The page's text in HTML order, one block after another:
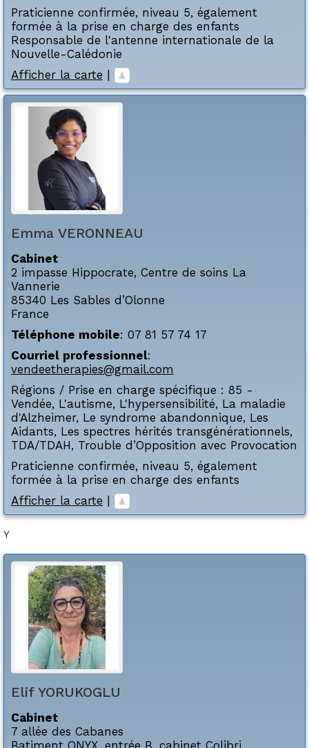
Praticienne confirmée, niveau 5, également
formée à la prise en charge des enfants
Responsable de l'antenne internationale de la
Nouvelle-Calédonie
Afficher la carte
Emma VERONNEAU
Cabinet
2 impasse Hippocrate, Centre de soins La
Vannerie
85340 Les Sables d’Olonne
France
Téléphone mobile: 07 81 57 74 17
Courriel professionnel:
vendeetherapies@gmail.com
Régions / Prise en charge spécifique : 85 -
Vendée, L'autisme, L'hypersensibilité, La maladie
d'Alzheimer, Le syndrome abandonnique, Les
Aidants, Les spectres hérités transgénérationnels,
TDA/TDAH, Trouble d’Opposition avec Provocation
Praticienne confirmée, niveau 5, également
formée à la prise en charge des enfants
Afficher la carte
Y
Elif YORUKOGLU
Cabinet
7 allée des Cabanes
Batiment ONYX, entrée B, cabinet Colibri